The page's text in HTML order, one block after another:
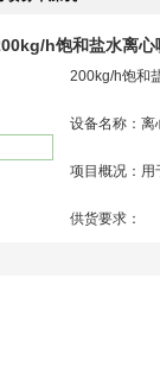
h饱和盐水离心
200kg/h饱和
设备名称：离
项目概况：用
供货要求：